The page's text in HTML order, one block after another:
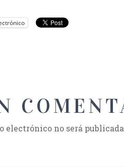
electrónico no será